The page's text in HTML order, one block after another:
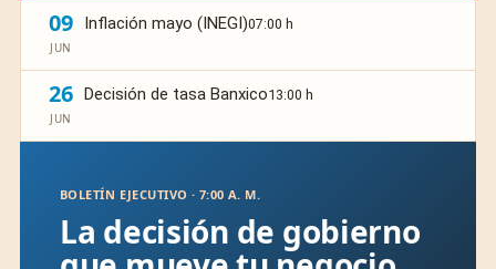
09
JUN
Inflación mayo (INEGI)07:00 h
26
JUN
Decisión de tasa Banxico13:00 h
BOLETÍN EJECUTIVO · 7:00 A. M.
La decisión de gobierno